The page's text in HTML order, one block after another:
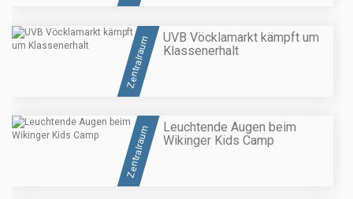
Zentralraum
UVB Vöcklamarkt kämpft um
Klassenerhalt
Zentralraum
Leuchtende Augen beim
Wikinger Kids Camp